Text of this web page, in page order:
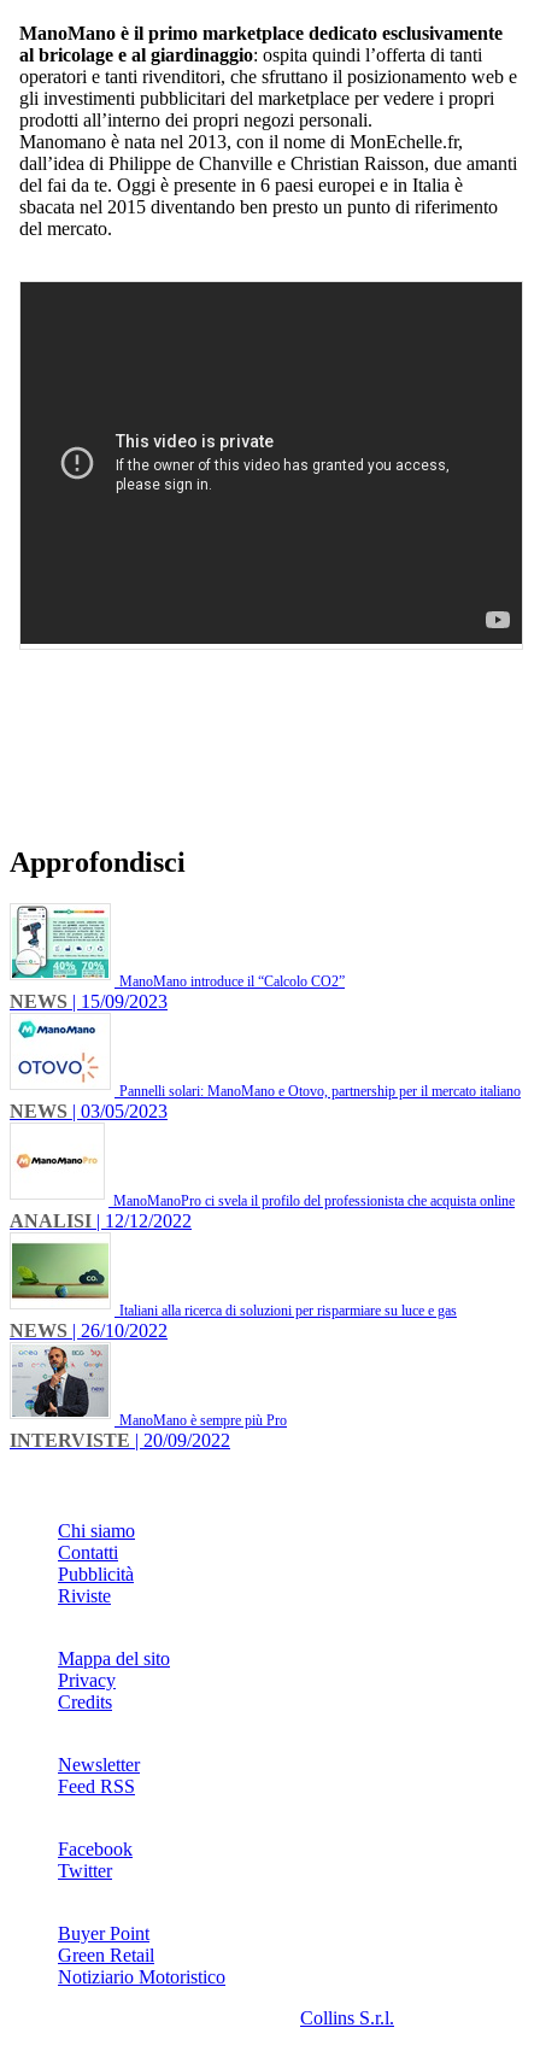
ManoMano è il primo marketplace dedicato esclusivamente
al bricolage e al giardinaggio: ospita quindi l’offerta di tanti
operatori e tanti rivenditori, che sfruttano il posizionamento web e
gli investimenti pubblicitari del marketplace per vedere i propri
prodotti all’interno dei propri negozi personali.
Manomano è nata nel 2013, con il nome di MonEchelle.fr,
dall’idea di Philippe de Chanville e Christian Raisson, due amanti
del fai da te. Oggi è presente in 6 paesi europei e in Italia è
sbacata nel 2015 diventando ben presto un punto di riferimento
del mercato.
Approfondisci
ManoMano introduce il “Calcolo CO2”
NEWS | 15/09/2023
Pannelli solari: ManoMano e Otovo, partnership per il mercato italiano
NEWS | 03/05/2023
ManoManoPro ci svela il profilo del professionista che acquista online
ANALISI | 12/12/2022
Italiani alla ricerca di soluzioni per risparmiare su luce e gas
NEWS | 26/10/2022
ManoMano è sempre più Pro
INTERVISTE | 20/09/2022
Chi siamo
Contatti
Pubblicità
Riviste
Mappa del sito
Privacy
Credits
Newsletter
Feed RSS
Facebook
Twitter
Buyer Point
Green Retail
Notiziario Motoristico
Collins S.r.l.